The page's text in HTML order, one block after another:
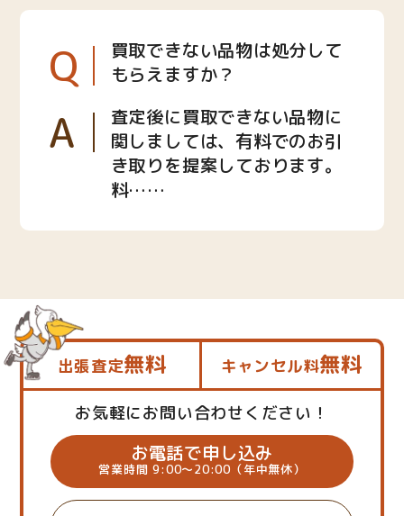
Q
買取できない品物は処分して
もらえますか？
A
査定後に買取できない品物に
関しましては、有料でのお引
き取りを提案しております。
料……
出張査定無料 キャンセル料無料
お気軽にお問い合わせください！
お電話で申し込み
営業時間 9:00～20:00（年中無休）